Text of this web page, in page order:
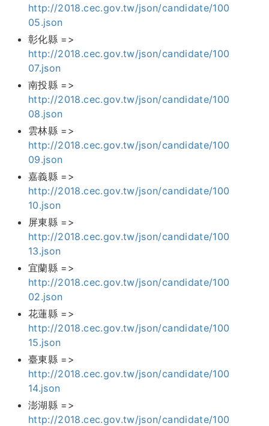
http://2018.cec.gov.tw/json/candidate/100
05.json
彰化縣 =>
http://2018.cec.gov.tw/json/candidate/100
07.json
南投縣 =>
http://2018.cec.gov.tw/json/candidate/100
08.json
雲林縣 =>
http://2018.cec.gov.tw/json/candidate/100
09.json
嘉義縣 =>
http://2018.cec.gov.tw/json/candidate/100
10.json
屏東縣 =>
http://2018.cec.gov.tw/json/candidate/100
13.json
宜蘭縣 =>
http://2018.cec.gov.tw/json/candidate/100
02.json
花蓮縣 =>
http://2018.cec.gov.tw/json/candidate/100
15.json
臺東縣 =>
http://2018.cec.gov.tw/json/candidate/100
14.json
澎湖縣 =>
http://2018.cec.gov.tw/json/candidate/100